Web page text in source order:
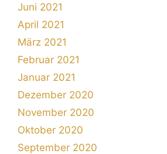
Juni 2021
April 2021
März 2021
Februar 2021
Januar 2021
Dezember 2020
November 2020
Oktober 2020
September 2020